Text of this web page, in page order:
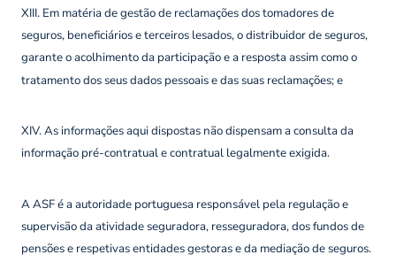
XIII. Em matéria de gestão de reclamações dos tomadores de
seguros, beneficiários e terceiros lesados, o distribuidor de seguros,
garante o acolhimento da participação e a resposta assim como o
tratamento dos seus dados pessoais e das suas reclamações; e
XIV. As informações aqui dispostas não dispensam a consulta da
informação pré-contratual e contratual legalmente exigida.
A ASF é a autoridade portuguesa responsável pela regulação e
supervisão da atividade seguradora, resseguradora, dos fundos de
pensões e respetivas entidades gestoras e da mediação de seguros.